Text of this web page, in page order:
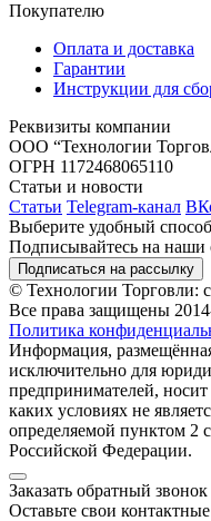
Покупателю
Оплата и доставка
Гарантии
Инструкции для
Реквизиты компании
ООО “Технологии
ОГРН 1172468065110
Статьи и новости
Статьи Telegram-канал
Выберите удобный способ
Подписывайтесь на наши
Подписаться на рассылку
© Технологии Торговли:
Все права защищены
Политика
Информация,
исключительно для
предпринимателей,
каких условиях не
определяемой пунктом 2
Российской Федерации.
Заказать обратный звонок
Оставьте свои контактные